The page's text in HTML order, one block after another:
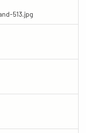
513.jpg